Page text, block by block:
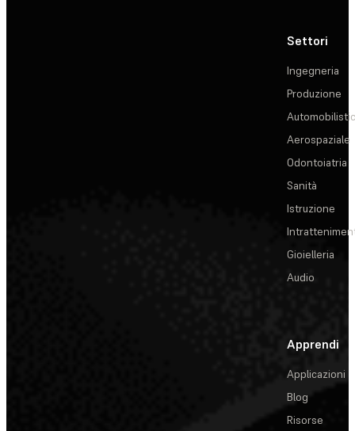
Settori
Ingegneria
Produzione
Aerospaziale
Odontoiatria
Sanità
Istruzione
Gioielleria
Audio
Apprendi
Applicazioni
Blog
Risorse